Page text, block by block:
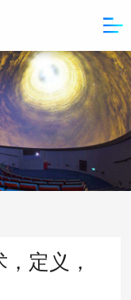
定义，